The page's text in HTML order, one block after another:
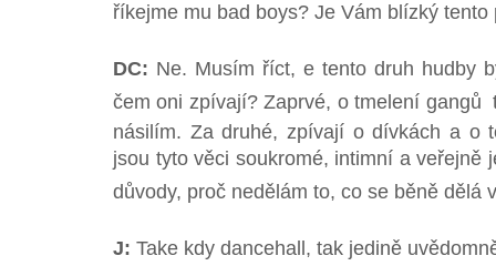
říkejme mu bad boys? Je Vám blízký
DC: Ne. Musím říct, e tento druh hudby
čem oni zpívají? Zaprvé, o tmelení gangů
násilím. Za druhé, zpívají o dívkách a o
jsou tyto věci soukromé, intimní a veřejně
důvody, proč nedělám to, co se běně dělá
J: Take kdy dancehall, tak jedině